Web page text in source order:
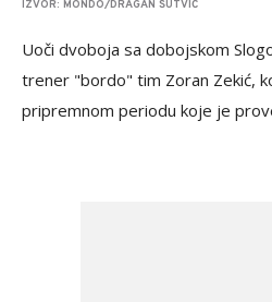
IZVOR: MONDO/DRAGAN ŠUTVIĆ
Uoči dvoboja sa dobojskom
trener "bordo" tim Zoran Zekić,
pripremnom periodu koje je